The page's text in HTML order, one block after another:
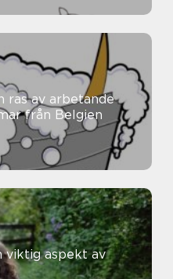
ras av arbetande
från Belgien
viktig aspekt av